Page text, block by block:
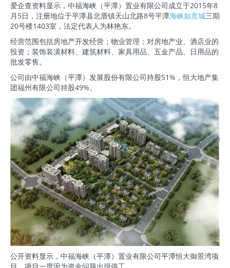
爱企查资料显示，中福海峡（平潭）置业有限公司成立于2015年8
月5日，注册地位于平潭县北厝镇天山北路8号平潭海峡如意城三期
20号楼1403室，法定代表人为林艳东。
经营范围包括房地产开发经营；物业管理；对房地产业、酒店业的
投资；装饰装潢材料、建筑材料、家具用品、五金产品、日用品的
批发零售。
公司由中福海峡（平潭）发展股份有限公司持股51%，恒大地产集
团福州有限公司持股49%。
公开资料显示，中福海峡（平潭）置业有限公司平潭恒大御景湾项
目，项目一度因为资金问题出现停工。